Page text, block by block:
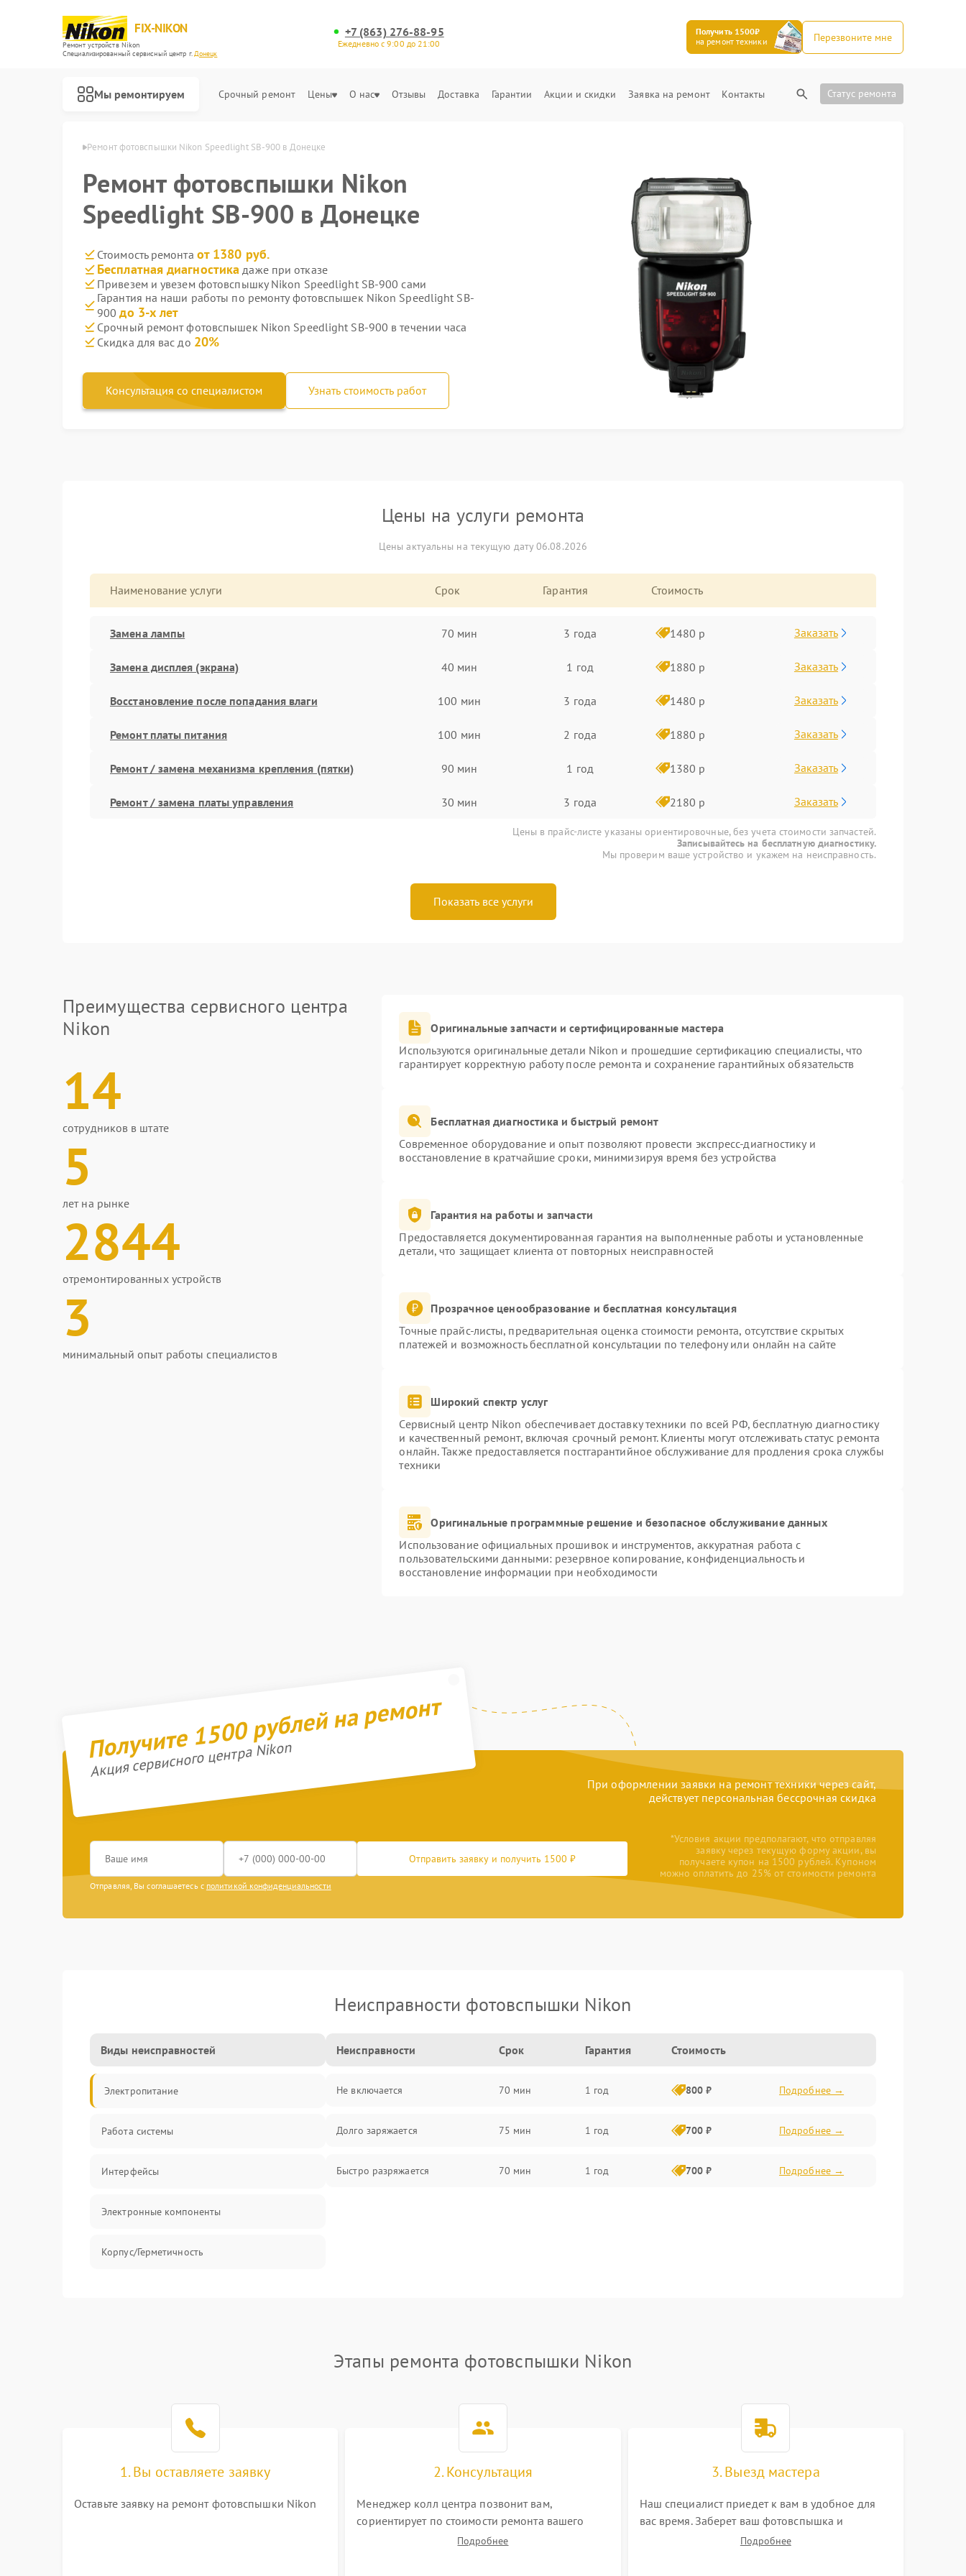
FIX-NIKON
Ремонт устройств Nikon
Специализированный cервисный центр г.Донецк
+7 (863) 276-88-95
Ежедневно с 9:00 до 21:00
Получить 1500₽
на ремонт техники
Перезвоните мне
Мы ремонтируем Срочный ремонт Цены О нас Отзывы Доставка Гарантии Акции и скидки Заявка на ремонт Контакты Статус ремонта
Nikon в Донецке Ремонт фотовспышки Nikon Speedlight SB-900 в Донецке
Ремонт фотовспышки Nikon
Speedlight SB-900 в Донецке
Стоимость ремонта от 1380 руб.
Бесплатная диагностика даже при отказе
Привезем и увезем фотовспышку Nikon Speedlight SB-900 сами
Гарантия на наши работы по ремонту фотовспышек Nikon Speedlight SB-
900до 3-х лет
Срочный ремонт фотовспышек Nikon Speedlight SB-900 в течении часа
Скидка для вас до 20%
Консультация со специалистом Узнать стоимость работ
Цены на услуги ремонта
Цены актуальны на текущую дату 06.08.2026
Наименование услуги Срок Гарантия Стоимость
Замена лампы 70 мин 3 года 1480 р Заказать
Замена дисплея (экрана) 40 мин 1 год 1880 р Заказать
Восстановление после попадания влаги 100 мин 3 года 1480 р Заказать
Ремонт платы питания 100 мин 2 года 1880 р Заказать
Ремонт / замена механизма крепления (пятки) 90 мин 1 год 1380 р Заказать
Ремонт / замена платы управления 30 мин 3 года 2180 р Заказать
Цены в прайс-листе указаны ориентировочные, без учета стоимости запчастей.
Записывайтесь на бесплатную диагностику.
Мы проверим ваше устройство и укажем на неисправность.
Показать все услуги
Преимущества сервисного центра
Nikon
14
сотрудников в штате
5
лет на рынке
2844
отремонтированных устройств
3
минимальный опыт работы специалистов
Оригинальные запчасти и сертифицированные мастера
Используются оригинальные детали Nikon и прошедшие сертификацию специалисты, что
гарантирует корректную работу после ремонта и сохранение гарантийных обязательств
Бесплатная диагностика и быстрый ремонт
Современное оборудование и опыт позволяют провести экспресс-диагностику и
восстановление в кратчайшие сроки, минимизируя время без устройства
Гарантия на работы и запчасти
Предоставляется документированная гарантия на выполненные работы и установленные
детали, что защищает клиента от повторных неисправностей
Прозрачное ценообразование и бесплатная консультация
Точные прайс-листы, предварительная оценка стоимости ремонта, отсутствие скрытых
платежей и возможность бесплатной консультации по телефону или онлайн на сайте
Широкий спектр услуг
Сервисный центр Nikon обеспечивает доставку техники по всей РФ, бесплатную диагностику
и качественный ремонт, включая срочный ремонт. Клиенты могут отслеживать статус ремонта
онлайн. Также предоставляется постгарантийное обслуживание для продления срока службы
техники
Оригинальные программные решение и безопасное обслуживание данных
Использование официальных прошивок и инструментов, аккуратная работа с
пользовательскими данными: резервное копирование, конфиденциальность и
восстановление информации при необходимости
Получите 1500 рублей на ремонт
Акция сервисного центра Nikon
При оформлении заявки на ремонт техники через сайт,
действует персональная бессрочная скидка
Отправить заявку и получить 1500 ₽
Отправляя, Вы соглашаетесь с политикой конфиденциальности
*Условия акции предполагают, что отправляя
заявку через текущую форму акции, вы
получаете купон на 1500 рублей. Купоном
можно оплатить до 25% от стоимости ремонта
Неисправности фотовспышки Nikon
Виды неисправностей
Электропитание
Работа системы
Интерфейсы
Электронные компоненты
Корпус/Герметичность
Неисправности Срок Гарантия Стоимость
Не включается 70 мин 1 год 800 ₽ Подробнее →
Долго заряжается 75 мин 1 год 700 ₽ Подробнее →
Быстро разряжается 70 мин 1 год 700 ₽ Подробнее →
Этапы ремонта фотовспышки Nikon
1. Вы оставляете заявку
Оставьте заявку на ремонт фотовспышки Nikon
2. Консультация
Менеджер колл центра позвонит вам,
сориентирует по стоимости ремонта вашего
фотовспышки а также ответит на все ваши
Подробнее
3. Выезд мастера
Наш специалист приедет к вам в удобное для
вас время. Заберет ваш фотовспышка и
привезет на склад для диагностики.
Подробнее